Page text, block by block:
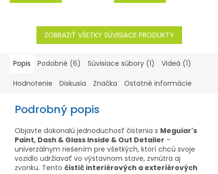
ZOBRAZIŤ VŠETKY SÚVISIACE PRODUKTY
Popis Podobné (6) Súvisiace súbory (1) Videá (1)
Hodnotenie Diskusia Značka Ostatné informácie
Podrobný popis
Objavte dokonalú jednoduchosť čistenia s Meguiar's
Paint, Dash & Glass Inside & Out Detailer –
univerzálnym riešením pre všetkých, ktorí chcú svoje
vozidlo udržiavať vo výstavnom stave, zvnútra aj
zvonku. Tento čistič interiérových a exteriérových